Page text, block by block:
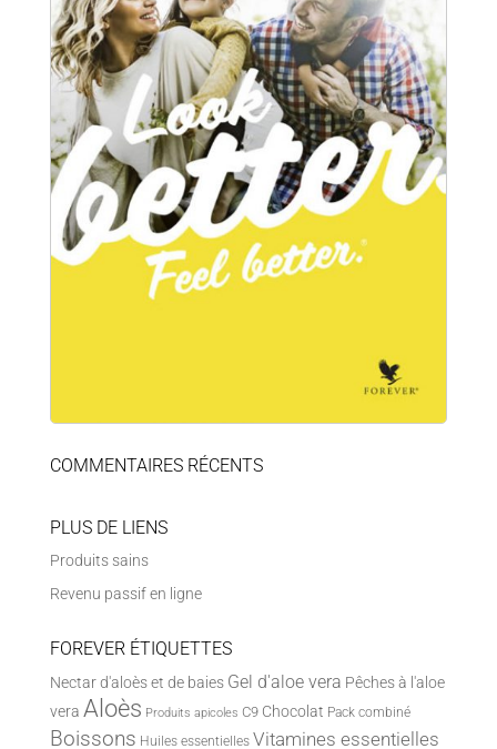
COMMENTAIRES RÉCENTS
PLUS DE LIENS
Produits sains
Revenu passif en ligne
FOREVER ÉTIQUETTES
Nectar d'aloès et de baies Gel d'aloe vera Pêches à l'aloe
vera Aloès Produits apicoles C9 Chocolat Pack combiné
Boissons Huiles essentielles Vitamines essentielles